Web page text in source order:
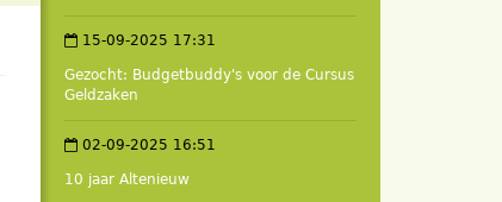
15-09-2025 17:31
Gezocht: Budgetbuddy's voor de Cursus
Geldzaken
02-09-2025 16:51
10 jaar Altenieuw